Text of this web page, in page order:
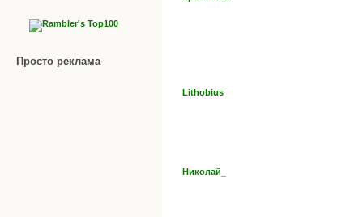
Просто реклама
Lithobius
Николай_